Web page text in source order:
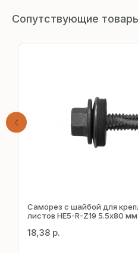
Сопутствующие
Саморез с шайбой для
листов HE5-R-Z19 5.5х80 мм
18,38 р.
бесплатный
за 15